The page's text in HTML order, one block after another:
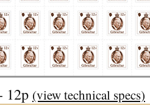
12p (view technical specs)